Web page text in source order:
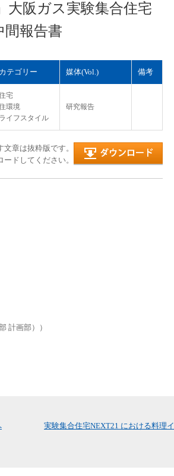
大阪ガス実験集合住宅
間報告書
カテゴリー 媒体(Vol.) 備考
宅
環境
ライフスタイル
研究報告
章は抜粋版です。
ドしてください。
計画部））
実験集合住宅NEXT21 における料理イ